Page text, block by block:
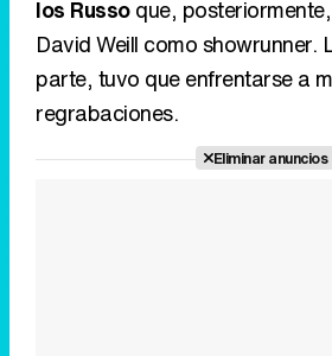
los Russoque,
David Weill como showrunner.
parte, tuvo que enfrentarse a
regrabaciones.
Eliminar anuncios